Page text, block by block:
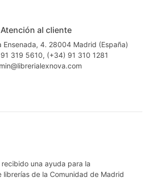
Atención al cliente
Ensenada, 4. 28004 Madrid (España)
319 5610, (+34) 91 310 1281
una ayuda para la
librerías de la Comunidad de Madrid